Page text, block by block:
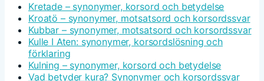
Kretade – synonymer, korsord och betydelse
Kroatö – synonymer, motsatsord och korsordssvar
Kubbar – synonymer, motsatsord och korsordssvar
Kulle I Aten: synonymer, korsordslösning och
förklaring
Kulning – synonymer, korsord och betydelse
Vad betyder kura? Synonymer och korsordssvar